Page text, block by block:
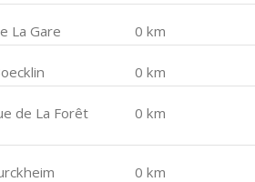
La Gare 0 km
0 km
de La Forêt
0 km
0 km